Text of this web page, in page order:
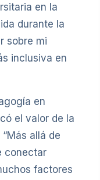
en la
durante la
sobre mi
inclusiva en
en
el valor de la
allá de
conectar
factores